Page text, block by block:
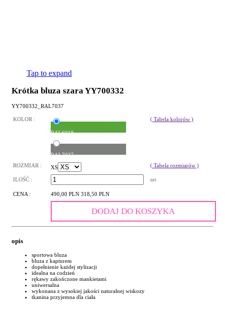
Tap to expand
Krótka bluza szara YY700332
YY700332_RAL7037
KOLOR :
RAL6018
RAL7037
( Tabela kolorów )
ROZMIAR : XS ( Tabela rozmiarów )
ILOŚĆ : szt
CENA : 490,00 PLN 318,50 PLN
DODAJ DO KOSZYKA
opis
sportowa bluza
bluza z kapturem
dopełnienie każdej stylizacji
idealna na codzień
rękawy zakończone mankietami
uniwersalna
wykonana z wysokiej jakości naturalnej wiskozy
tkanina przyjemna dla ciała